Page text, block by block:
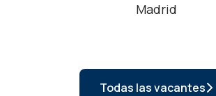
Madrid
Todas las vacantes